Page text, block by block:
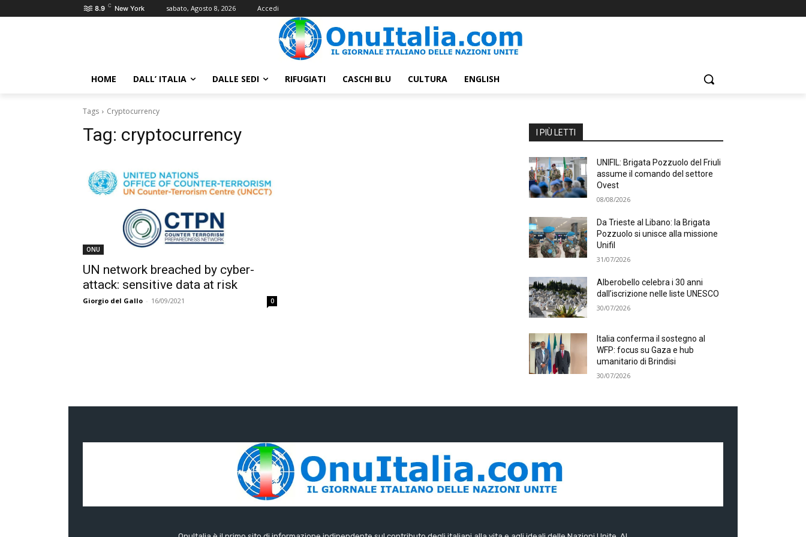
8.9 C New York sabato, Agosto 8, 2026 Accedi
HOME DALL’ ITALIA DALLE SEDI RIFUGIATI CASCHI BLU CULTURA ENGLISH
Tags Cryptocurrency
Tag: cryptocurrency
ONU
UN network breached by cyber-
attack: sensitive data at risk
Giorgio del Gallo - 16/09/2021 0
I PIÙ LETTI
UNIFIL: Brigata Pozzuolo del Friuli
assume il comando del settore
Ovest
08/08/2026
Da Trieste al Libano: la Brigata
Pozzuolo si unisce alla missione
Unifil
31/07/2026
Alberobello celebra i 30 anni
dall’iscrizione nelle liste UNESCO
30/07/2026
Italia conferma il sostegno al
WFP: focus su Gaza e hub
umanitario di Brindisi
30/07/2026